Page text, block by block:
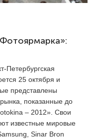
Петербургская
25 октября и
представлены
показанные до
– 2012». Свои
известные мировые
Sinar Bron